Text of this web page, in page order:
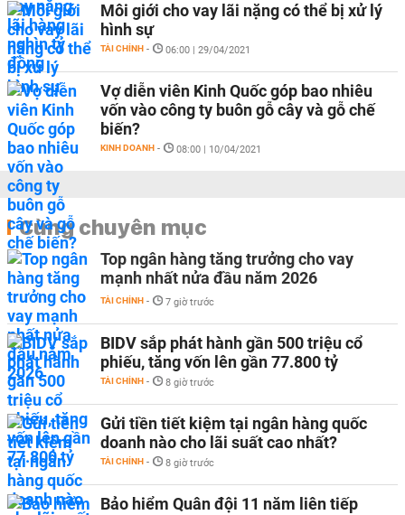
Môi giới cho vay lãi nặng có thể bị xử lý
hình sự
TÀI CHÍNH - 06:00 | 29/04/2021
Vợ diễn viên Kinh Quốc góp bao nhiêu
vốn vào công ty buôn gỗ cây và gỗ chế
biến?
KINH DOANH - 08:00 | 10/04/2021
Cùng chuyên mục
Top ngân hàng tăng trưởng cho vay
mạnh nhất nửa đầu năm 2026
TÀI CHÍNH - 7 giờ trước
BIDV sắp phát hành gần 500 triệu cổ
phiếu, tăng vốn lên gần 77.800 tỷ
TÀI CHÍNH - 8 giờ trước
Gửi tiền tiết kiệm tại ngân hàng quốc
doanh nào cho lãi suất cao nhất?
TÀI CHÍNH - 8 giờ trước
Bảo hiểm Quân đội 11 năm liên tiếp